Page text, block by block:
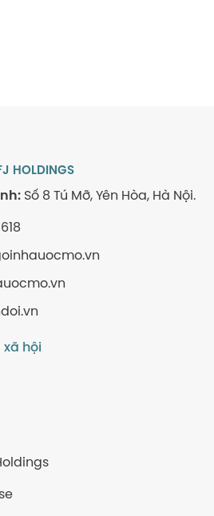
HOLDINGS
Số 8 Tú Mỡ, Yên Hòa, Hà Nội.
hội